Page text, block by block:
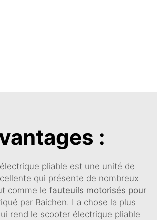
:
pliable est une unité de
qui présente de nombreux
comme le fauteuils motorisés pour
par Baichen. La chose la plus
rend le scooter électrique pliable